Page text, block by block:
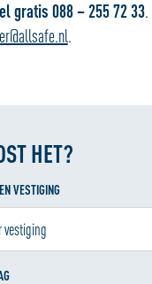
gratis 088 – 255 72 33.
.
HET?
VESTIGING